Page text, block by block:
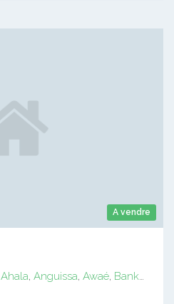
A vendre
Ahala, Anguissa, Awaé, Bankomo